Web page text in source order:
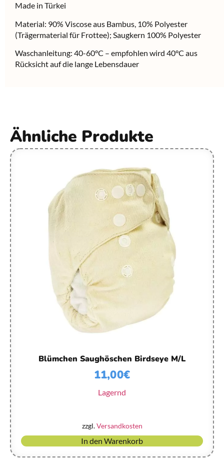
Made in Türkei
Material: 90% Viscose aus Bambus, 10% Polyester
(Trägermaterial für Frottee); Saugkern 100% Polyester
Waschanleitung: 40-60°C – empfohlen wird 40°C aus
Rücksicht auf die lange Lebensdauer
Ähnliche Produkte
Blümchen Saughöschen Birdseye M/L
11,00€
Lagernd
zzgl.Versandkosten
In den Warenkorb